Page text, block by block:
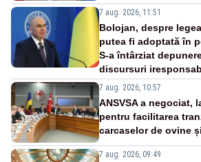
7 aug. 2026, 11:51
Bolojan, despre
putea fi adoptată în
S-a întârziat
discursuri
7 aug. 2026, 10:57
ANSVSA a negociat,
pentru facilitarea
carcaselor de ovine
7 aug. 2026, 09:49